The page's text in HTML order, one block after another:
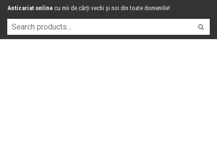
Anticariat online cu mii de cărți vechi și noi din toate domeniile!